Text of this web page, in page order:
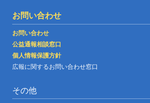
お問い合わせ
お問い合わせ
公益通報相談窓口
個人情報保護方針
広報に関するお問い合わせ窓口
その他